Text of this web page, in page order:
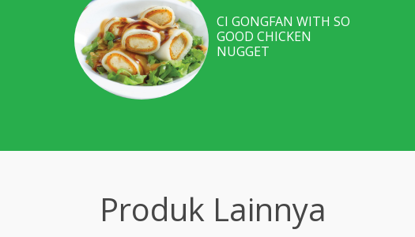
CI GONGFAN WITH SO
GOOD CHICKEN
NUGGET
Produk Lainnya